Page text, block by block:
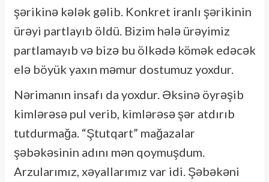
şərikinə kələk gəlib. Konkret iranlı şərikinin
ürəyi partlayıb öldü. Bizim hələ ürəyimiz
partlamayıb və bizə bu ölkədə kömək edəcək
elə böyük yaxın məmur dostumuz yoxdur.
Nərimanın insafı da yoxdur. Əksinə öyrəşib
kimlərəsə pul verib, kimlərəsə şər atdırıb
tutdurmağa. “Ştutqart” mağazalar
şəbəkəsinin adını mən qoymuşdum.
Arzularımız, xəyallarımız var idi. Şəbəkəni